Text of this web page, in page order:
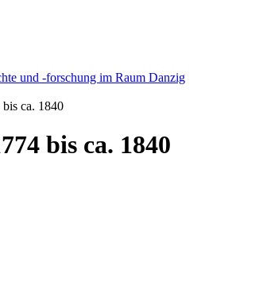
und -forschung im Raum Danzig
ca. 1840
bis ca. 1840